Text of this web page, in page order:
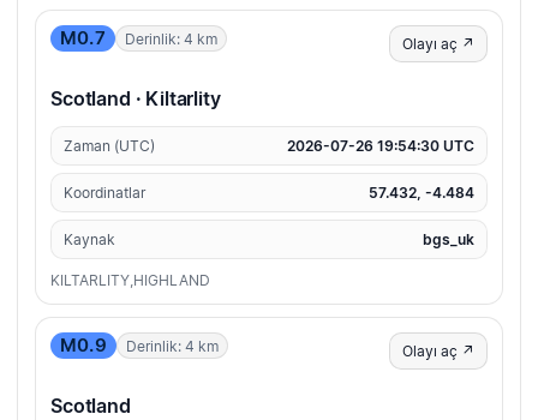
M0.7 Derinlik: 4 km Olayı aç ↗
Scotland · Kiltarlity
Zaman (UTC) 2026-07-26 19:54:30 UTC
Koordinatlar 57.432, -4.484
Kaynak bgs_uk
KILTARLITY,HIGHLAND
M0.9 Derinlik: 4 km Olayı aç ↗
Scotland